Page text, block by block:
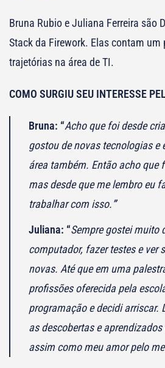
Bruna Rubio e Juliana Ferreira são
Stack da Firework. Elas contam
trajetórias na área de TI.
COMO SURGIU SEU INTERESSE
Bruna: “Acho que foi desde
gostou de novas tecnologias e
área também. Então acho que
mas desde que me lembro eu
trabalhar com isso.”
Juliana: “Sempre gostei muito
computador, fazer testes e ver
novas. Até que em uma
profissões oferecida pela
programação e decidi arriscar.
as descobertas e
assim como meu amor pelo